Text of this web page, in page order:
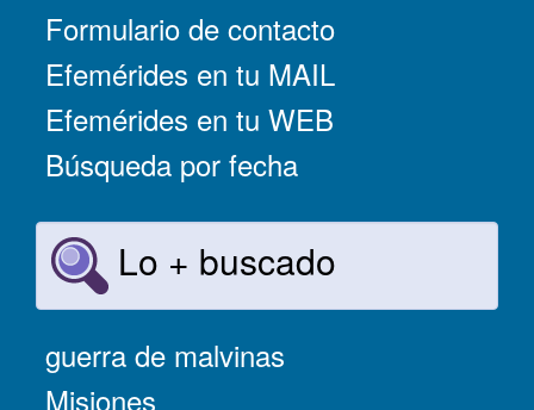
Formulario de contacto
Efemérides en tu MAIL
Efemérides en tu WEB
Búsqueda por fecha
Lo + buscado
guerra de malvinas
Misiones